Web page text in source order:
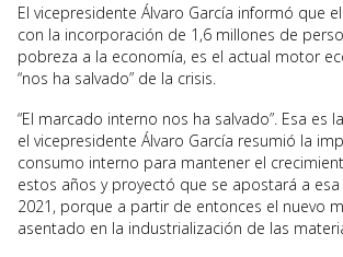
El vicepresidente Álvaro García informó que
con la incorporación de 1,6 millones de
pobreza a la economía, es el actual motor
“nos ha salvado” de la crisis.
“El marcado interno nos ha salvado”. Esa es
el vicepresidente Álvaro García resumió la
consumo interno para mantener el
estos años y proyectó que se apostará a
2021, porque a partir de entonces el nuevo
asentado en la industrialización de las